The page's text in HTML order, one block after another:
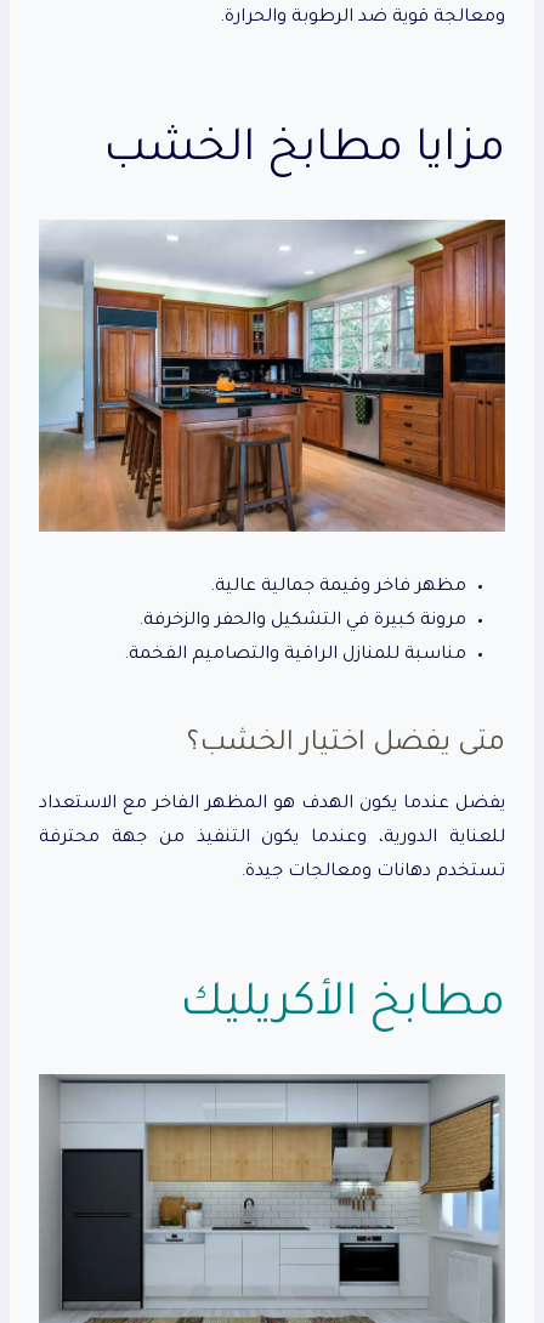
ومعالجة قوية ضد الرطوبة والحرارة.
مزايا مطابخ الخشب
مظهر فاخر وقيمة جمالية عالية.
مرونة كبيرة في التشكيل والحفر والزخرفة.
مناسبة للمنازل الراقية والتصاميم الفخمة.
متى يفضل اختيار الخشب؟
يفضل عندما يكون الهدف هو المظهر الفاخر مع الاستعداد
للعناية الدورية، وعندما يكون التنفيذ من جهة محترفة
تستخدم دهانات ومعالجات جيدة.
مطابخ الأكريليك